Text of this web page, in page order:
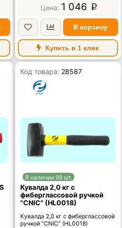
1 046 p
В корзину
Купить в 1 клик
Код товара: 28587
В наличии 99 шт.
Кувалда 2,0 кг с
фиберглассовой ручкой
"CNIC" (HL0018)
Кувалда 2,0 кг с фиберглассовой
ручкой "CNIC" (HL0018)